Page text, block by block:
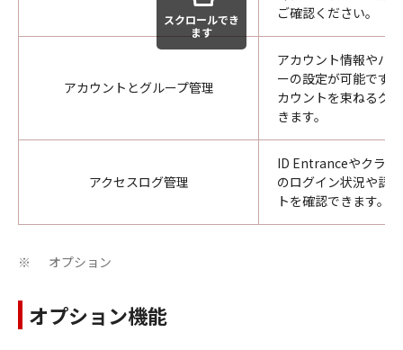
ご確認ください。
アカウントとグループ管理
アカウント情報やパ
ーの設定が可能です
カウントを束ねるグ
きます。
アクセスログ管理
ID Entranceやクラウ
のログイン状況や認
トを確認できます。
スクロールでき
ます
※ オプション
オプション機能